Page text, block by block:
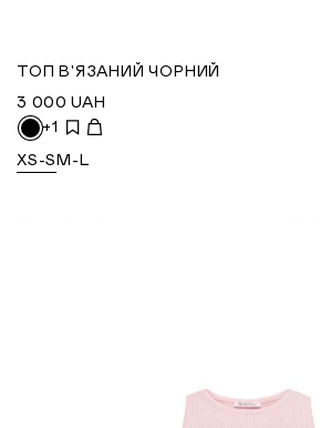
ТОП В'ЯЗАНИЙ ЧОРНИЙ
3 000 UAH
+1
XS-S M-L